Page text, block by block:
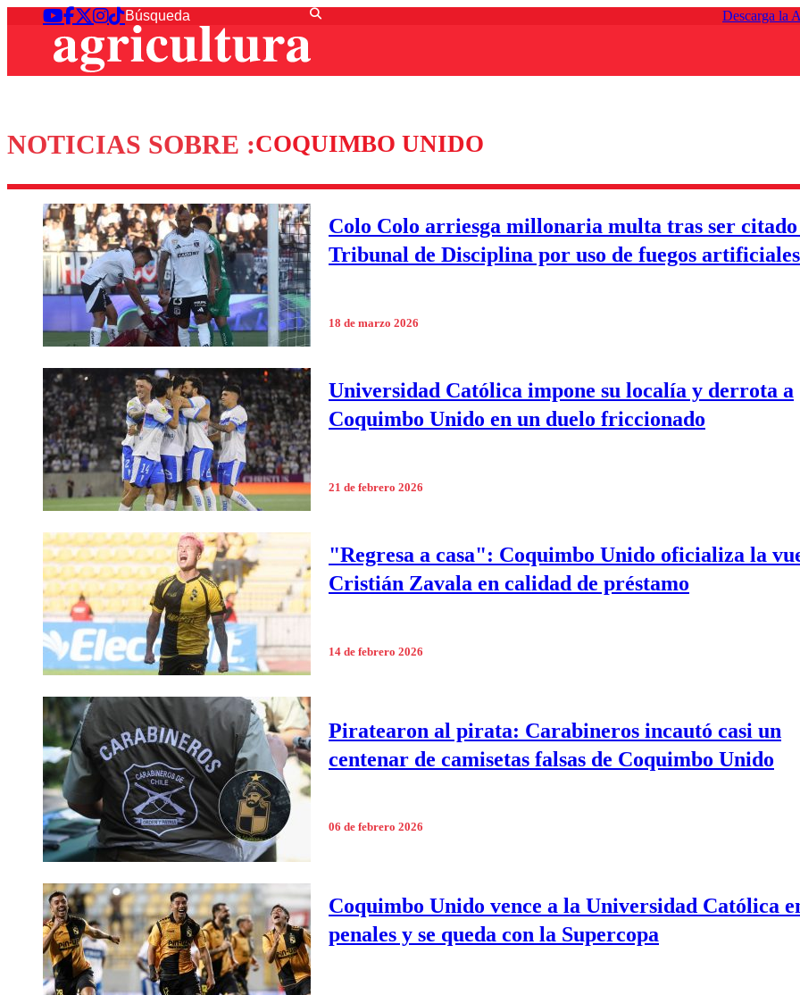
Descarga la
NOTICIAS SOBRE :COQUIMBO UNIDO
Colo Colo arriesga millonaria multa tras ser
Tribunal de Disciplina por uso de fuegos artificiales
18 de marzo 2026
Universidad Católica impone su localía y derrota a
Coquimbo Unido en un duelo friccionado
21 de febrero 2026
"Regresa a casa": Coquimbo Unido oficializa la
Cristián Zavala en calidad de préstamo
14 de febrero 2026
Piratearon al pirata: Carabineros incautó casi un
centenar de camisetas falsas de Coquimbo Unido
06 de febrero 2026
Coquimbo Unido vence a la Universidad Católica
penales y se queda con la Supercopa